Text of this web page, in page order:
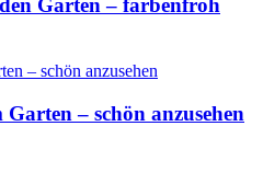
– schön anzusehen